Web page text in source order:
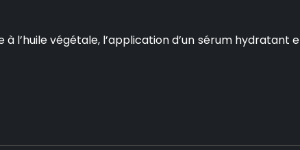
l’huile végétale, l’application d’un sérum hydratant